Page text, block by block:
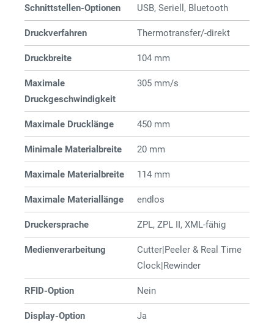
Schnittstellen-Optionen USB, Seriell, Bluetooth
Druckverfahren Thermotransfer/-direkt
Druckbreite 104 mm
Maximale
Druckgeschwindigkeit
305 mm/s
Maximale Drucklänge 450 mm
Minimale Materialbreite 20 mm
Maximale Materialbreite 114 mm
Maximale Materiallänge endlos
Druckersprache ZPL, ZPL II, XML-fähig
Medienverarbeitung
Cutter|Peeler & Real Time
Clock|Rewinder
RFID-Option Nein
Display-Option Ja